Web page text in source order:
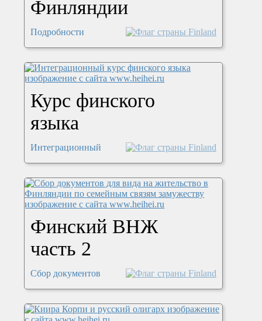
Финляндии
Подробности
Курс финского
языка
Интеграционный
Финский ВНЖ
часть 2
Сбор документов